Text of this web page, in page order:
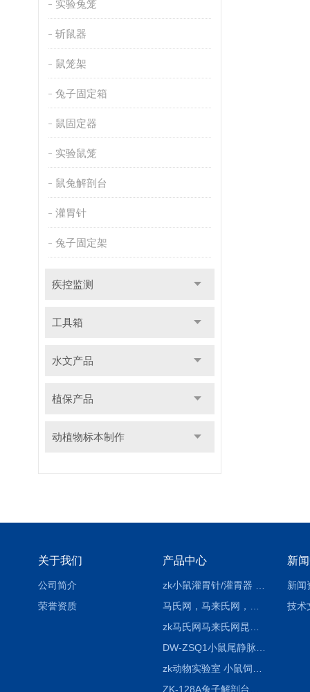
实验兔笼
斩鼠器
鼠笼架
兔子固定箱
鼠固定器
实验鼠笼
鼠兔解剖台
灌胃针
兔子固定架
疾控监测
工具箱
水文产品
植保产品
动植物标本制作
关于我们
公司简介
荣誉资质
产品中心 新
新闻
技术